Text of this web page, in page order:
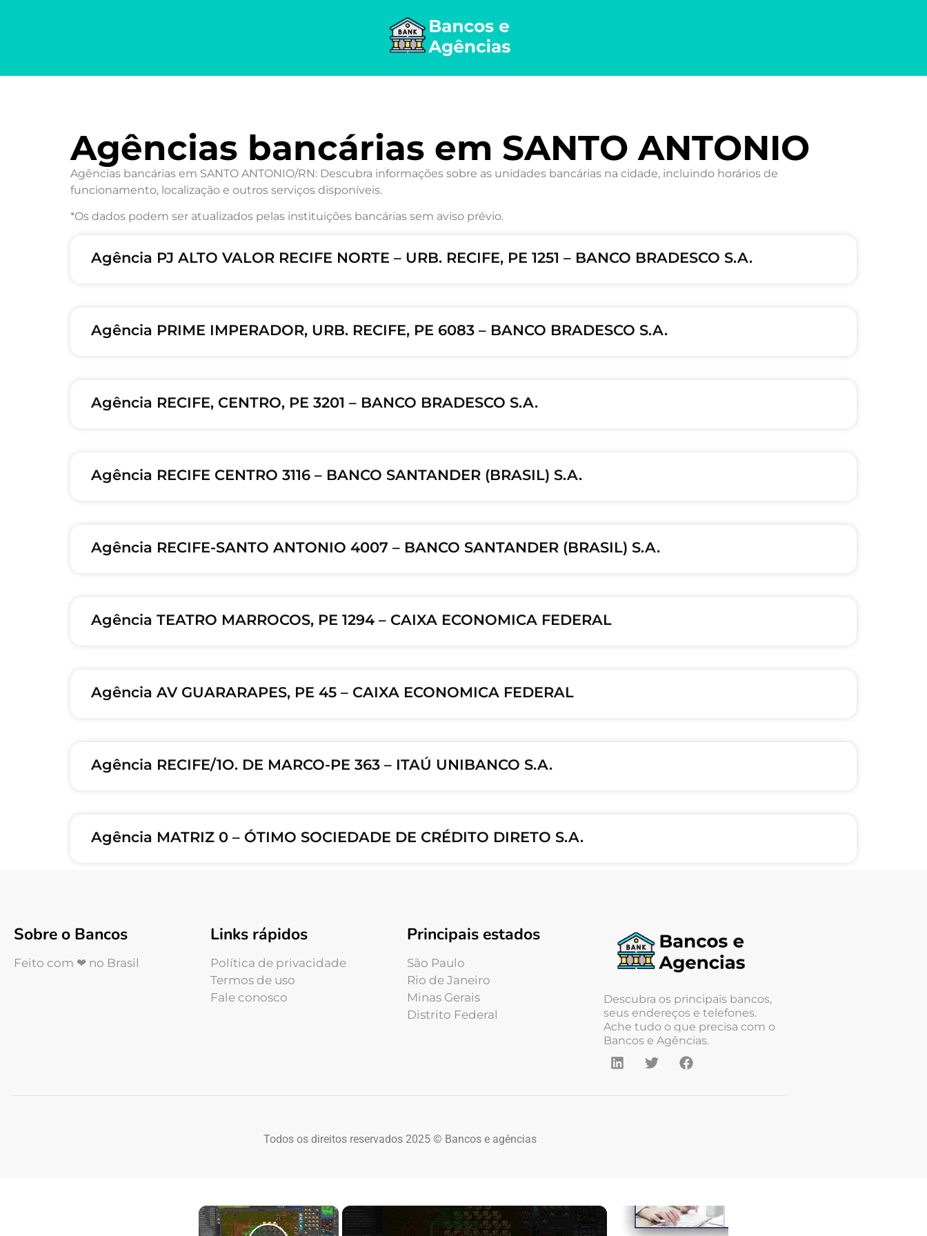
Agências bancárias em SANTO ANTONIO
Agências bancárias em SANTO ANTONIO/RN: Descubra informações sobre as unidades bancárias na cidade, incluindo horários de
funcionamento, localização e outros serviços disponíveis.
*Os dados podem ser atualizados pelas instituições bancárias sem aviso prévio.
Agência PJ ALTO VALOR RECIFE NORTE – URB. RECIFE, PE 1251 – BANCO BRADESCO S.A.
Agência PRIME IMPERADOR, URB. RECIFE, PE 6083 – BANCO BRADESCO S.A.
Agência RECIFE, CENTRO, PE 3201 – BANCO BRADESCO S.A.
Agência RECIFE CENTRO 3116 – BANCO SANTANDER (BRASIL) S.A.
Agência RECIFE-SANTO ANTONIO 4007 – BANCO SANTANDER (BRASIL) S.A.
Agência TEATRO MARROCOS, PE 1294 – CAIXA ECONOMICA FEDERAL
Agência AV GUARARAPES, PE 45 – CAIXA ECONOMICA FEDERAL
Agência RECIFE/1O. DE MARCO-PE 363 – ITAÚ UNIBANCO S.A.
Agência MATRIZ 0 – ÓTIMO SOCIEDADE DE CRÉDITO DIRETO S.A.
Sobre o Bancos
Feito com ❤ no Brasil
Links rápidos
Política de privacidade
Termos de uso
Fale conosco
Principais estados
São Paulo
Rio de Janeiro
Minas Gerais
Distrito Federal
Descubra os principais bancos,
seus endereços e telefones.
Ache tudo o que precisa com o
Bancos e Agências.
Todos os direitos reservados 2025 © Bancos e agências
×